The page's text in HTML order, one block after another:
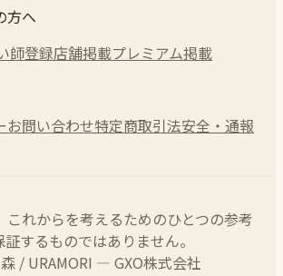
方へ
師登録店舗掲載プレミアム掲載
お問い合わせ特定商取引法安全・通報
これからを考えるためのひとつの参考
するものではありません。
/ URAMORI — GXO株式会社